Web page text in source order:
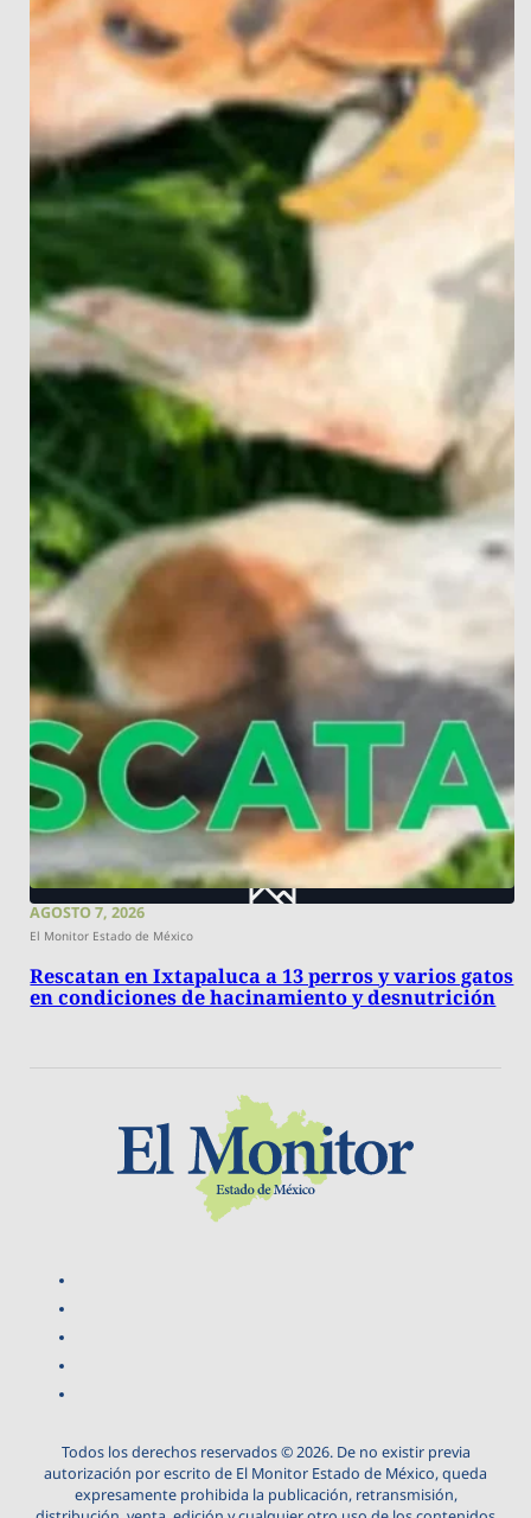
AGOSTO 7, 2026
El Monitor Estado de México
Rescatan en Ixtapaluca a 13 perros y varios gatos
en condiciones de hacinamiento y desnutrición
Todos los derechos reservados © 2026. De no existir previa
autorización por escrito de El Monitor Estado de México, queda
expresamente prohibida la publicación, retransmisión,